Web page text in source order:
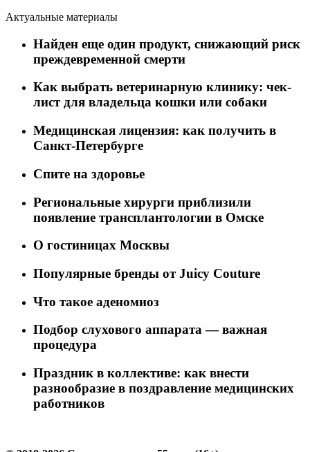
Актуальные материалы
Найден еще один продукт, снижающий риск
преждевременной смерти
Как выбрать ветеринарную клинику: чек-
лист для владельца кошки или собаки
Медицинская лицензия: как получить в
Санкт-Петербурге
Спите на здоровье
Региональные хирурги приблизили
появление трансплантологии в Омске
О гостиницах Москвы
Популярные бренды от Juicy Couture
Что такое аденомиоз
Подбор слухового аппарата — важная
процедура
Праздник в коллективе: как внести
разнообразие в поздравление медицинских
работников